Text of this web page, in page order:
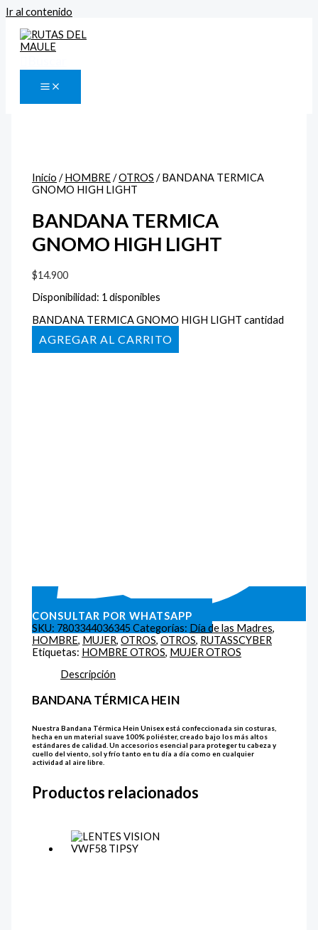
Ir al contenido
Inicio /HOMBRE/OTROS / BANDANA TERMICA
GNOMO HIGH LIGHT
BANDANA TERMICA
GNOMO HIGH LIGHT
$14.900
Disponibilidad: 1 disponibles
BANDANA TERMICA GNOMO HIGH LIGHT cantidad
AÑADIR AL CARRITO
CONSULTAR POR WHATSAPP
SKU: 7803344036345 Categorías: Día de las Madres,
HOMBRE, MUJER,OTROS,OTROS, RUTASSCYBER
Etiquetas: HOMBRE OTROS, MUJER OTROS
Descripción
BANDANA TÉRMICA HEIN
Nuestra Bandana Térmica Hein Unisex está confeccionada sin costuras,
hecha en un material suave 100% poliéster, creado bajo los más altos
estándares de calidad. Un accesorios esencial para proteger tu cabeza y
cuello del viento, sol y frío tanto en tu día a día como en cualquier
actividad al aire libre.
Productos relacionados